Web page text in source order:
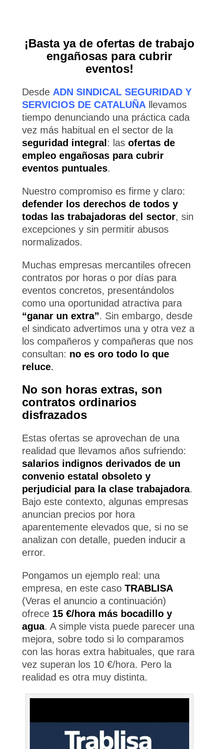
¡Basta ya de ofertas de trabajo
engañosas para cubrir
eventos!
Desde ADN SINDICAL SEGURIDAD Y
SERVICIOS DE CATALUÑAllevamos
tiempo denunciando una práctica cada
vez más habitual en el sector de la
seguridad integral : las ofertas de
empleo engañosas para cubrir
eventos puntuales.
Nuestro compromiso es firme y claro:
defender los derechos de todos y
todas las trabajadoras del sector, sin
excepciones y sin permitir abusos
normalizados.
Muchas empresas mercantiles ofrecen
contratos por horas o por días para
eventos concretos, presentándolos
como una oportunidad atractiva para
“ganar un extra”. Sin embargo, desde
el sindicato advertimos una y otra vez a
los compañeros y compañeras que nos
consultan: no es oro todo lo que
reluce.
No son horas extras, son
contratos ordinarios
disfrazados
Estas ofertas se aprovechan de una
realidad que llevamos años sufriendo:
salarios indignos derivados de un
convenio estatal obsoleto y
perjudicial para la clase trabajadora.
Bajo este contexto, algunas empresas
anuncian precios por hora
aparentemente elevados que, si no se
analizan con detalle, pueden inducir a
error.
Pongamos un ejemplo real: una
empresa, en este caso TRABLISA
(Veras el anuncio a continuación)
ofrece 15 €/hora más bocadillo y
agua. A simple vista puede parecer una
mejora, sobre todo si lo comparamos
con las horas extra habituales, que rara
vez superan los 10 €/hora. Pero la
realidad es otra muy distinta.